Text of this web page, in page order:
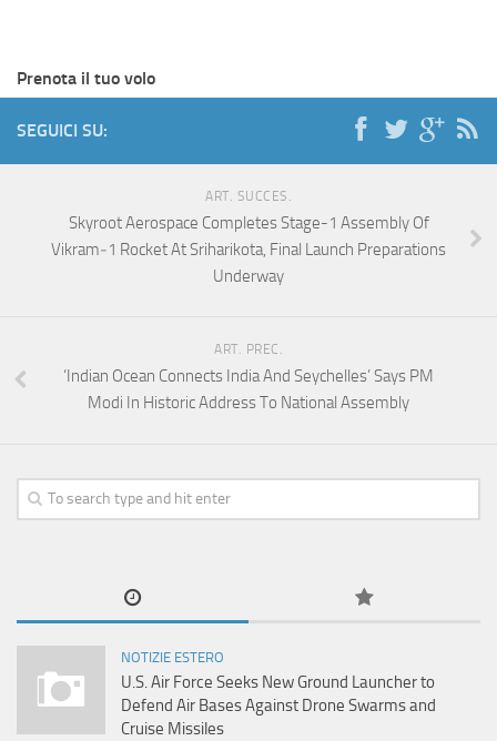
Prenota il tuo volo
SEGUICI SU:
ART. SUCCES.
Skyroot Aerospace Completes Stage-1 Assembly Of
Vikram‑1 Rocket At Sriharikota, Final Launch Preparations
Underway
ART. PREC.
‘Indian Ocean Connects India And Seychelles’ Says PM
Modi In Historic Address To National Assembly
NOTIZIE ESTERO
U.S. Air Force Seeks New Ground Launcher to
Defend Air Bases Against Drone Swarms and
Cruise Missiles